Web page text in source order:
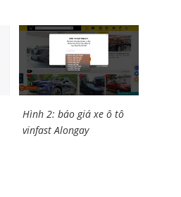
Hình 2: báo giá xe ô tô
vinfast Alongay